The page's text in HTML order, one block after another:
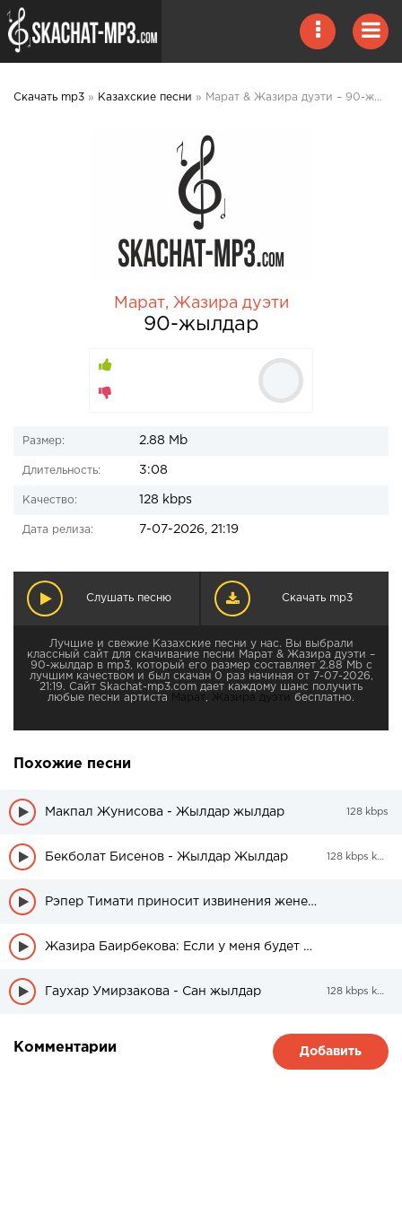
Скачать mp3 » Казахские песни » Марат & Жазира дуэти – 90-жылдар mp3 скачать
Марат, Жазира дуэти
90-жылдар
Размер: 2.88 Mb
Длительность: 3:08
Качество: 128 kbps
Дата релиза: 7-07-2026, 21:19
Слушать песню Скачать mp3
Лучшие и свежие Казахские песни у нас. Вы выбрали
классный сайт для скачивание песни Марат & Жазира дуэти –
90-жылдар в mp3, который его размер составляет 2.88 Mb с
лучшим качеством и был скачан 0 раз начиная от 7-07-2026,
21:19. Сайт Skachat-mp3.com дает каждому шанс получить
любые песни артиста
Марат Жазира дуэти бесплатно.
Похожие песни
Макпал Жунисова - Жылдар жылдар 128 kbps
Бекболат Бисенов - Жылдар Жылдар 128 kbps kbps
Рэпер Тимати приносит извинения жене Шахзоды Мухамедовой
Жазира Баирбекова: Если у меня будет невеста, ее будет воспитывать мама
Гаухар Умирзакова - Сан жылдар 128 kbps kbps
Комментарии Добавить